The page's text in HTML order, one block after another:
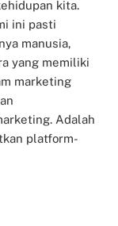
kita.
ini pasti
manusia,
yang memiliki
marketing
Adalah
platform-